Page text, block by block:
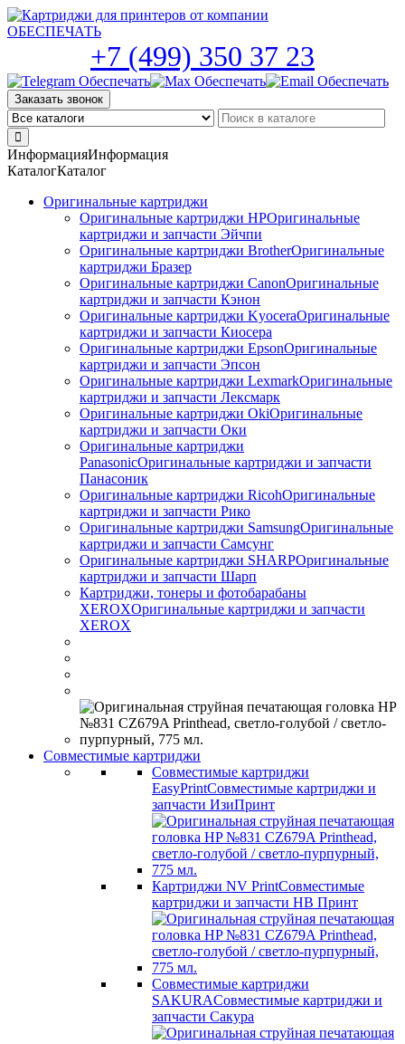
Skip
to
+7 (499) 350 37 23
Заказать звонок
ИнформацияИнформация
КаталогКаталог
Оригинальные картриджи
Оригинальные картриджи HPОригинальные
картриджи и запчасти Эйчпи
Оригинальные картриджи BrotherОригинальные
картриджи Бразер
Оригинальные картриджи CanonОригинальные
картриджи и запчасти Кэнон
Оригинальные картриджи KyoceraОригинальные
картриджи и запчасти Киосера
Оригинальные картриджи EpsonОригинальные
картриджи и запчасти Эпсон
Оригинальные картриджи LexmarkОригинальные
картриджи и запчасти Лексмарк
Оригинальные картриджи ОkiОригинальные
картриджи и запчасти Оки
Оригинальные картриджи
PanasonicОригинальные картриджи и запчасти
Панасоник
Оригинальные картриджи RicohОригинальные
картриджи и запчасти Рико
Оригинальные картриджи SamsungОригинальные
картриджи и запчасти Самсунг
Оригинальные картриджи SHARPОригинальные
картриджи и запчасти Шарп
Картриджи, тонеры и фотобарабаны
XEROXОригинальные картриджи и запчасти
XEROX
Совместимые картриджи
Совместимые картриджи
EasyPrintСовместимые картриджи и
запчасти ИзиПринт
Картриджи NV PrintСовместимые
картриджи и запчасти НВ Принт
Совместимые картриджи
SAKURAСовместимые картриджи и
запчасти Сакура